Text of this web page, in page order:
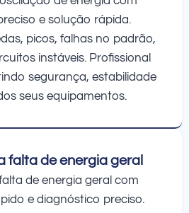
e solução rápida.
picos, falhas no padrão,
instáveis. Profissional
segurança, estabilidade
seus equipamentos.
falta de energia geral
de energia geral com
e diagnóstico preciso.